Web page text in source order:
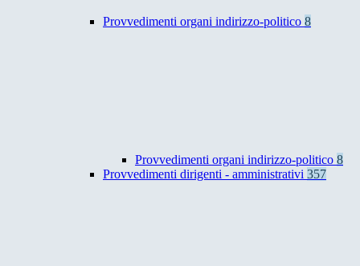
Provvedimenti organi indirizzo-politico 8
Provvedimenti organi indirizzo-politico 8
Provvedimenti dirigenti - amministrativi 357